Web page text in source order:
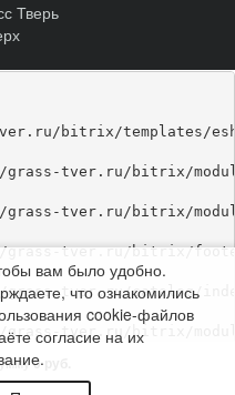
Тверь
0 руб.
вам было удобно.
что ознакомились
cookie-файлов
согласие на их
bitrix/templates/